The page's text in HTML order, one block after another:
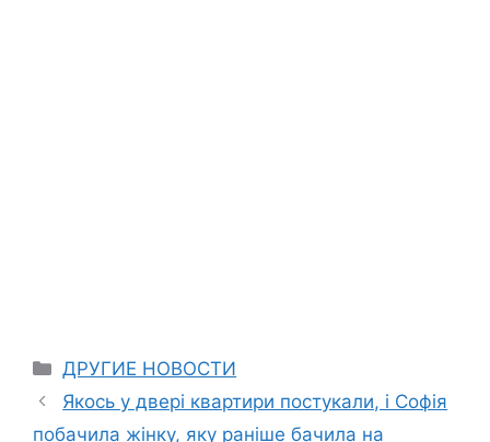
Categories
ДРУГИЕ НОВОСТИ
Якось у двері квартири постукали, і Софія
побачила жінку, яку раніше бачила на